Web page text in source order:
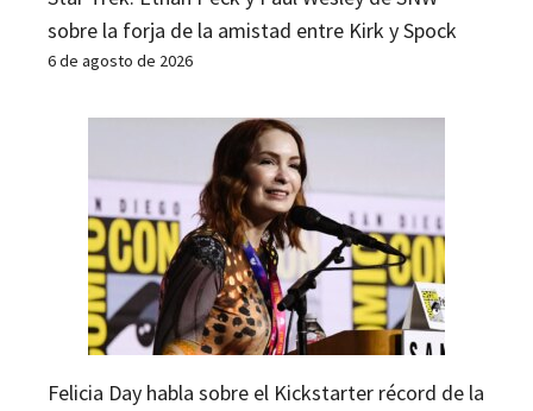
sobre la forja de la amistad entre Kirk y Spock
6 de agosto de 2026
Felicia Day habla sobre el Kickstarter récord de la